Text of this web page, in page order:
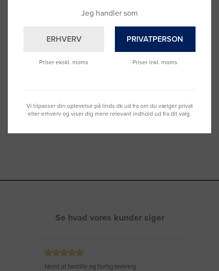
Brug for hjælp?
–se oversigten her
Se hvad vores kunder siger
Nemt at bestille og hurtig levering
Jeg handler som
ERHVERV
Priser ekskl. moms
PRIVATPERSON
Priser inkl. moms
Vi tilpasser din oplevelse på linds.dk ud fra om du vælger privat
eller erhverv og viser dig mere relevant indhold ud fra dit valg.